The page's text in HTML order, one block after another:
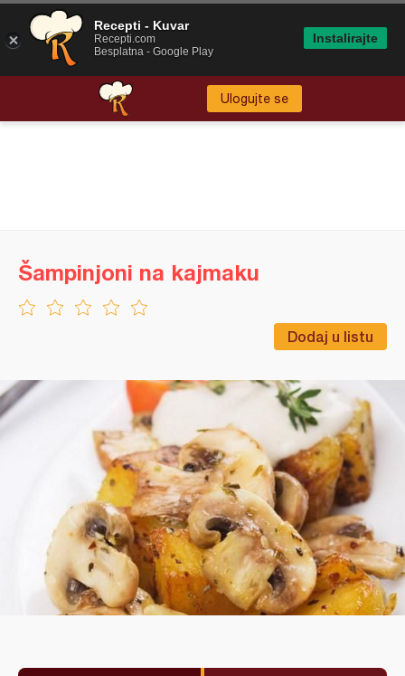
Ulogujte se
Dodaj u listu
Šampinjoni na kajmaku
Recepti - Kuvar
Recepti.com
Besplatna - Google Play
Instalirajte